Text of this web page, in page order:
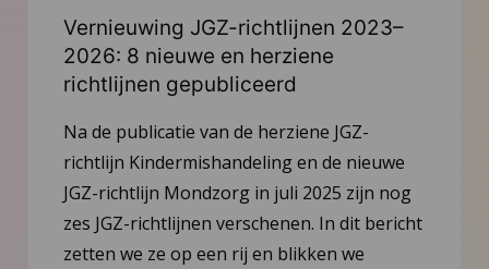
Vernieuwing JGZ-richtlijnen 2023–
2026: 8 nieuwe en herziene
richtlijnen gepubliceerd
Na de publicatie van de herziene JGZ-
richtlijn Kindermishandeling en de nieuwe
JGZ-richtlijn Mondzorg in juli 2025 zijn nog
zes JGZ-richtlijnen verschenen. In dit bericht
zetten we ze op een rij en blikken we